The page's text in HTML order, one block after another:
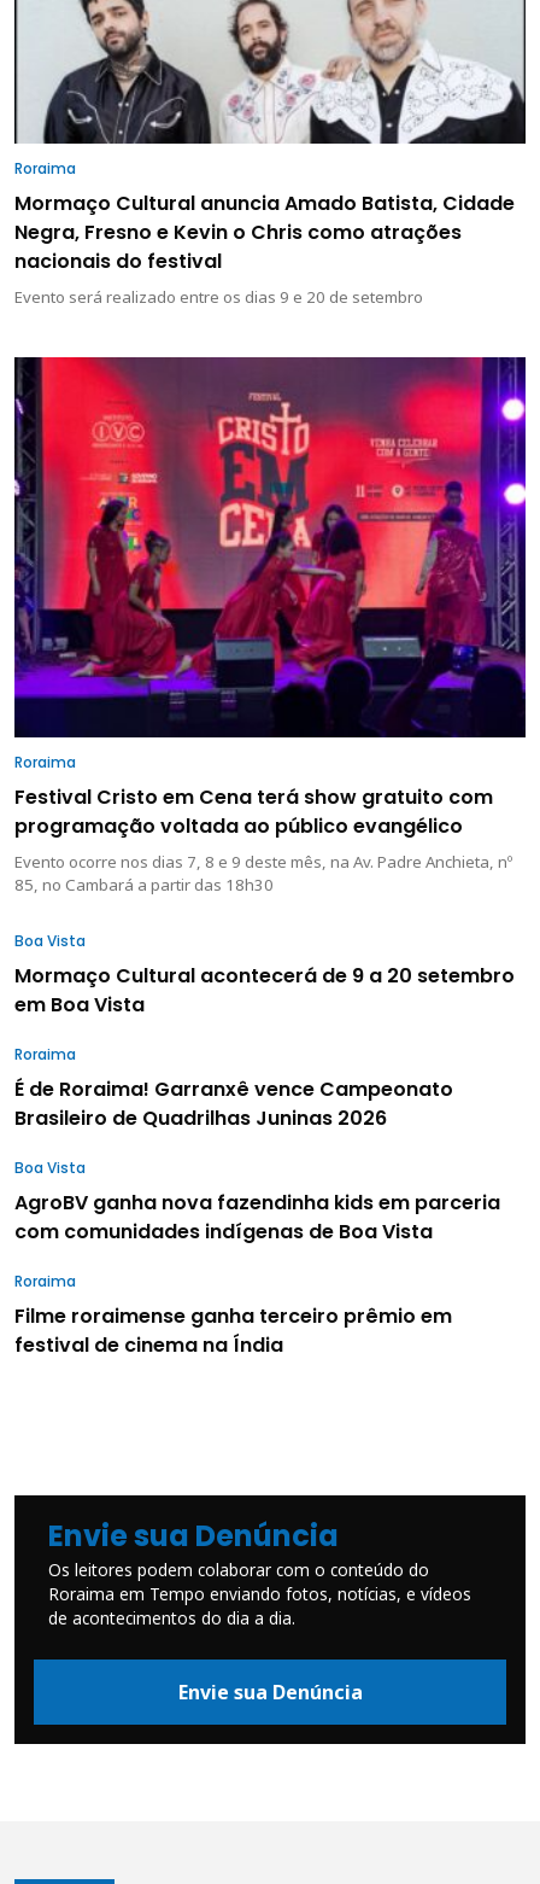
Roraima
Mormaço Cultural anuncia Amado Batista, Cidade
Negra, Fresno e Kevin o Chris como atrações
nacionais do festival
Evento será realizado entre os dias 9 e 20 de setembro
Roraima
Festival Cristo em Cena terá show gratuito com
programação voltada ao público evangélico
Evento ocorre nos dias 7, 8 e 9 deste mês, na Av. Padre Anchieta, nº
85, no Cambará a partir das 18h30
Boa Vista
Mormaço Cultural acontecerá de 9 a 20 setembro
em Boa Vista
Roraima
É de Roraima! Garranxê vence Campeonato
Brasileiro de Quadrilhas Juninas 2026
Boa Vista
AgroBV ganha nova fazendinha kids em parceria
com comunidades indígenas de Boa Vista
Roraima
Filme roraimense ganha terceiro prêmio em
festival de cinema na Índia
Envie sua Denúncia
Os leitores podem colaborar com o conteúdo do
Roraima em Tempo enviando fotos, notícias, e vídeos
de acontecimentos do dia a dia.
Envie sua Denúncia